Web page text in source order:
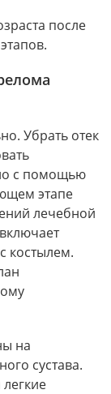
после
Убрать отек
с помощью
этапе
лечебной
костылем.
на
сустава.